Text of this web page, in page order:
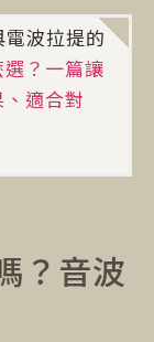
電波拉提的
？一篇讓
適合對
？音波